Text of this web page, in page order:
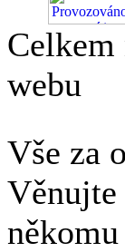
Celkem
webu
Vše za
Věnujte